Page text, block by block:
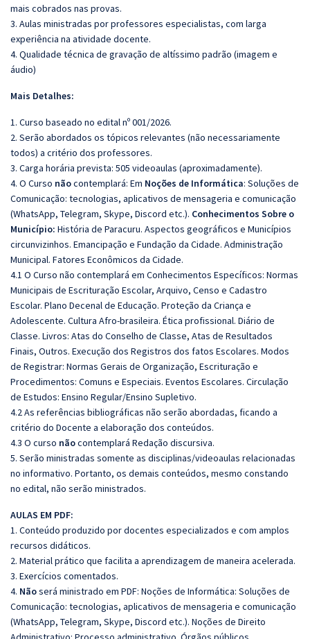
mais cobrados nas provas.
3. Aulas ministradas por professores especialistas, com larga
experiência na atividade docente.
4. Qualidade técnica de gravação de altíssimo padrão (imagem e
áudio)
Mais Detalhes:
1. Curso baseado no edital nº 001/2026.
2. Serão abordados os tópicos relevantes (não necessariamente
todos) a critério dos professores.
3. Carga horária prevista: 505 videoaulas (aproximadamente).
4. O Curso nãocontemplará: Em Noções de Informática: Soluções de
Comunicação: tecnologias, aplicativos de mensageria e comunicação
(WhatsApp, Telegram, Skype, Discord etc.). Conhecimentos Sobre o
Município: História de Paracuru. Aspectos geográficos e Municípios
circunvizinhos. Emancipação e Fundação da Cidade. Administração
Municipal. Fatores Econômicos da Cidade.
4.1 O Curso não contemplará em Conhecimentos Específicos: Normas
Municipais de Escrituração Escolar, Arquivo, Censo e Cadastro
Escolar. Plano Decenal de Educação. Proteção da Criança e
Adolescente. Cultura Afro-brasileira. Ética profissional. Diário de
Classe. Livros: Atas do Conselho de Classe, Atas de Resultados
Finais, Outros. Execução dos Registros dos fatos Escolares. Modos
de Registrar: Normas Gerais de Organização, Escrituração e
Procedimentos: Comuns e Especiais. Eventos Escolares. Circulação
de Estudos: Ensino Regular/Ensino Supletivo.
4.2 As referências bibliográficas não serão abordadas, ficando a
critério do Docente a elaboração dos conteúdos.
4.3 O curso nãocontemplará Redação discursiva.
5. Serão ministradas somente as disciplinas/videoaulas relacionadas
no informativo. Portanto, os demais conteúdos, mesmo constando
no edital, não serão ministrados.
AULAS EM PDF:
1. Conteúdo produzido por docentes especializados e com amplos
recursos didáticos.
2. Material prático que facilita a aprendizagem de maneira acelerada.
3. Exercícios comentados.
4. Nãoserá ministrado em PDF: Noções de Informática: Soluções de
Comunicação: tecnologias, aplicativos de mensageria e comunicação
(WhatsApp, Telegram, Skype, Discord etc.). Noções de Direito